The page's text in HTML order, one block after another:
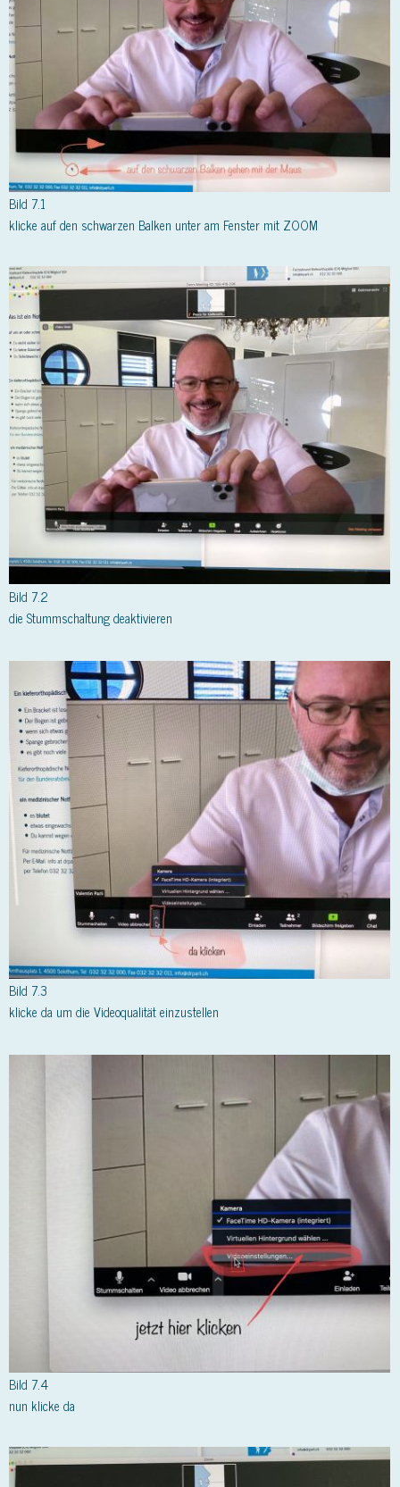
Bild 7.1
klicke auf den schwarzen Balken unter am Fenster mit ZOOM
Bild 7.2
die Stummschaltung deaktivieren
Bild 7.3
klicke da um die Videoqualität einzustellen
Bild 7.4
nun klicke da